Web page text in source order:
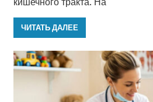
ЧИТАТЬ ДАЛЕЕ